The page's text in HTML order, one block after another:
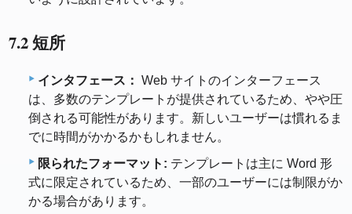
7.2 短所
インタフェース： Web サイトのインターフェース
は、多数のテンプレートが提供されているため、やや圧
倒される可能性があります。新しいユーザーは慣れるま
でに時間がかかるかもしれません。
限られたフォーマット: テンプレートは主に Word 形
式に限定されているため、一部のユーザーには制限がか
かる場合があります。